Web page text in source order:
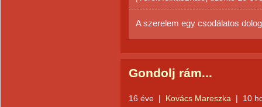
A szerelem egy csodálatos
Gondolj rám...
16 éve | Kovács Mareszka | 10